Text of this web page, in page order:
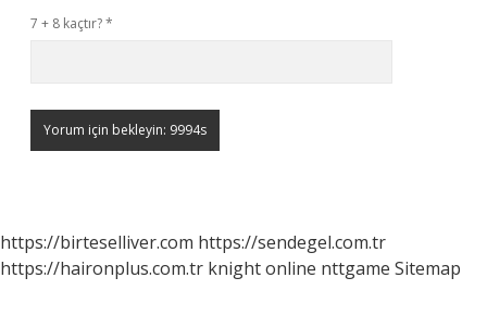
7 + 8 kaçtır?*
https://birteselliver.com https://sendegel.com.tr
https://haironplus.com.tr knight online nttgame Sitemap